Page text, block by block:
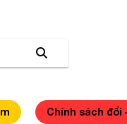
Chính sách đổi